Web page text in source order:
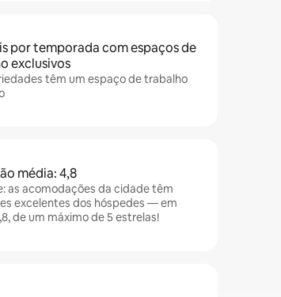
por temporada com espaços de
exclusivos
têm um espaço de trabalho
média: 4,8
as acomodações da cidade têm
excelentes dos hóspedes — em
de um máximo de 5 estrelas!